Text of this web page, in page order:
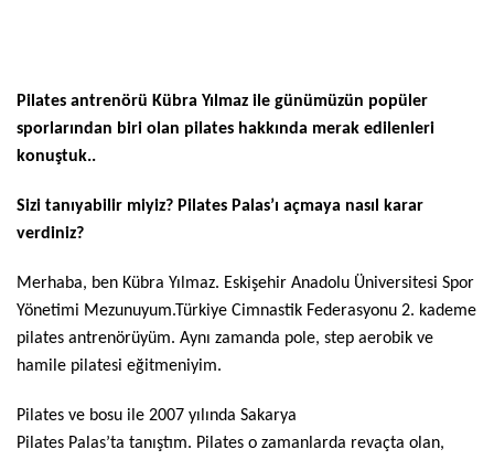
Pilates antrenörü Kübra Yılmaz ile günümüzün popüler
sporlarından biri olan pilates hakkında merak edilenleri
konuştuk..
Sizi tanıyabilir miyiz? Pilates Palas’ı açmaya nasıl karar
verdiniz?
Merhaba, ben Kübra Yılmaz. Eskişehir Anadolu Üniversitesi Spor
Yönetimi Mezunuyum.Türkiye Cimnastik Federasyonu 2. kademe
pilates antrenörüyüm. Aynı zamanda pole, step aerobik ve
hamile pilatesi eğitmeniyim.
Pilates ve bosu ile 2007 yılında Sakarya
Pilates Palas’ta tanıştım. Pilates o zamanlarda revaçta olan,